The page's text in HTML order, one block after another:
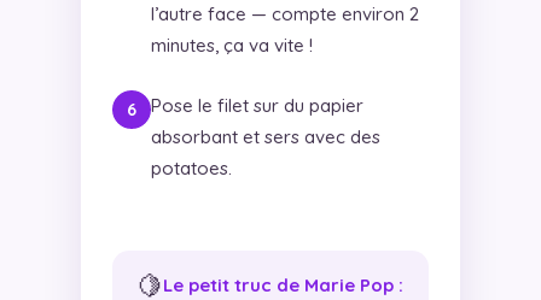
l’autre face — compte environ 2
minutes, ça va vite !
Pose le filet sur du papier
absorbant et sers avec des
potatoes.
🍋Le petit truc de Marie Pop :